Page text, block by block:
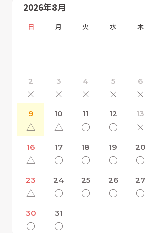
2026年8月
日 月 火 水 木
2
×
3
×
4
×
5
×
6
×
9
△
10
△
11
〇
12
〇
13
×
16
△
17
〇
18
〇
19
〇
20
〇
23
△
24
〇
25
〇
26
〇
27
〇
30
〇
31
〇